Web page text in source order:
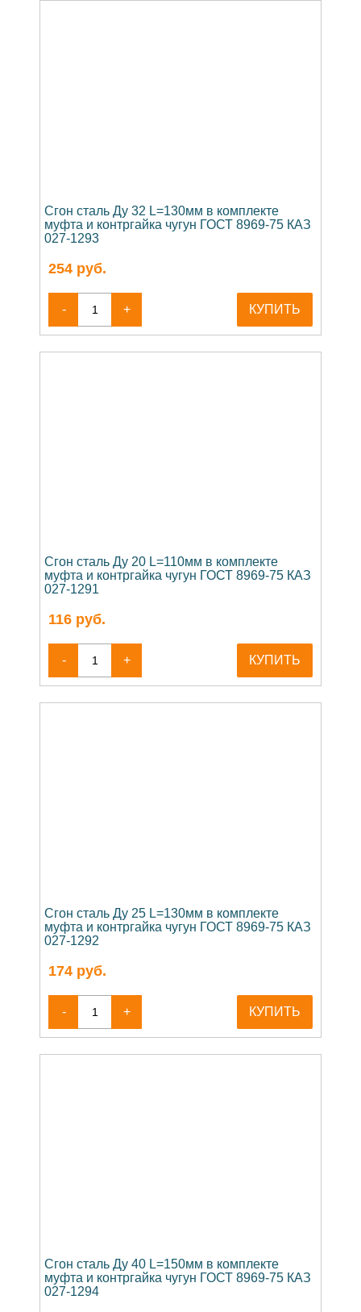
Сгон сталь Ду 32 L=130мм в комплекте
муфта и контргайка чугун ГОСТ 8969-75 КАЗ
027-1293
254 руб.
- + КУПИТЬ
Сгон сталь Ду 20 L=110мм в комплекте
муфта и контргайка чугун ГОСТ 8969-75 КАЗ
027-1291
116 руб.
- + КУПИТЬ
Сгон сталь Ду 25 L=130мм в комплекте
муфта и контргайка чугун ГОСТ 8969-75 КАЗ
027-1292
174 руб.
- + КУПИТЬ
Сгон сталь Ду 40 L=150мм в комплекте
муфта и контргайка чугун ГОСТ 8969-75 КАЗ
027-1294